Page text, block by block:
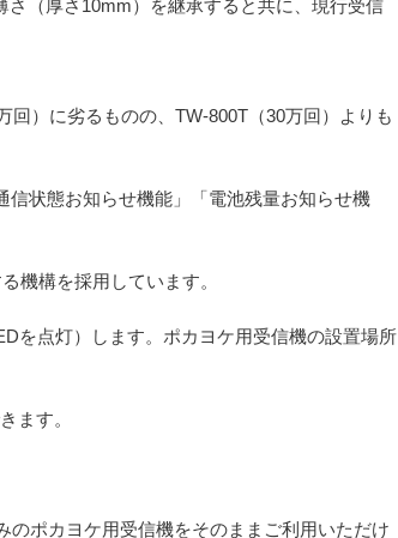
さ（厚さ10mm）を継承すると共に、現行受信
回）に劣るものの、TW-800T（30万回）よりも
信状態お知らせ機能」「電池残量お知らせ機
機構を採用しています。
を点灯）します。ポカヨケ用受信機の設置場所
ます。
のポカヨケ用受信機をそのままご利用いただけ